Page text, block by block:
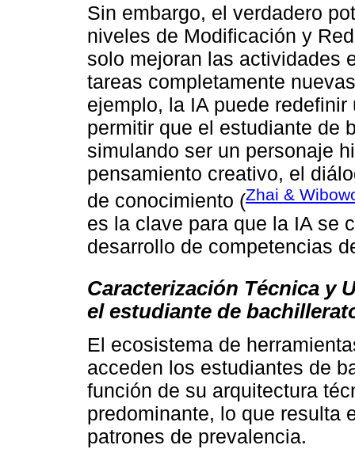
Sin embargo, el verdadero
niveles de Modificación y
solo mejoran las actividades
tareas completamente
ejemplo, la IA puede
permitir que el estudiante de
simulando ser un personaje
pensamiento creativo, el
de conocimiento (Zhai &
es la clave para que la IA se
desarrollo de competencias
Caracterización Técnica y
el estudiante de
El ecosistema de
acceden los estudiantes de
función de su arquitectura
predominante, lo que resulta
patrones de prevalencia.